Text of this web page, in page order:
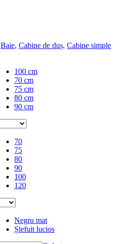
Baie, Cabine de duș, Cabine simple
100 cm
70 cm
75 cm
80 cm
90 cm
70
75
80
90
100
120
Negru mat
Șlefuit lucios